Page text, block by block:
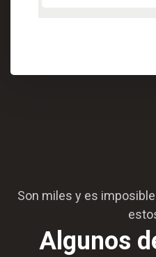
Son miles y es
Algunos